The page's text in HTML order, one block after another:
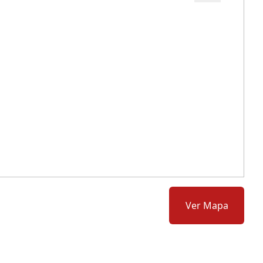
Ver Mapa